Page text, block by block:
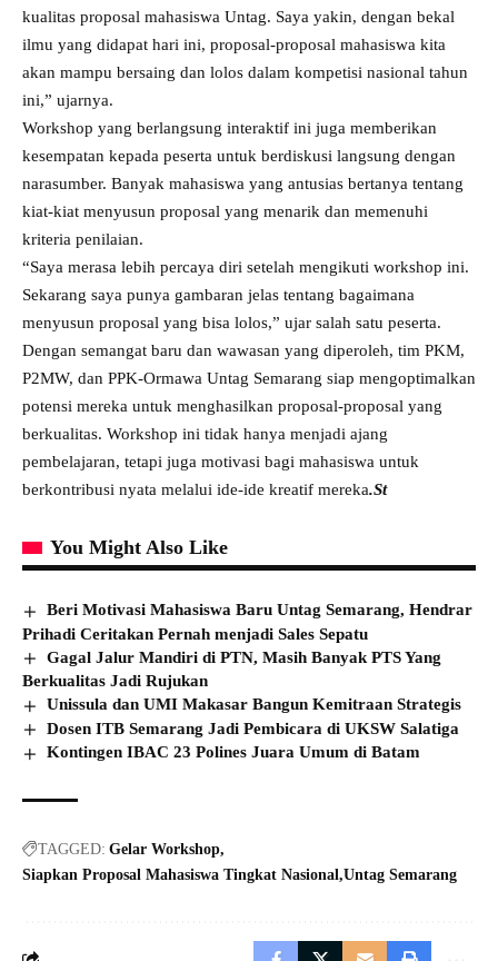
kualitas proposal mahasiswa Untag. Saya yakin, dengan bekal
ilmu yang didapat hari ini, proposal-proposal mahasiswa kita
akan mampu bersaing dan lolos dalam kompetisi nasional tahun
ini,” ujarnya.
Workshop yang berlangsung interaktif ini juga memberikan
kesempatan kepada peserta untuk berdiskusi langsung dengan
narasumber. Banyak mahasiswa yang antusias bertanya tentang
kiat-kiat menyusun proposal yang menarik dan memenuhi
kriteria penilaian.
“Saya merasa lebih percaya diri setelah mengikuti workshop ini.
Sekarang saya punya gambaran jelas tentang bagaimana
menyusun proposal yang bisa lolos,” ujar salah satu peserta.
Dengan semangat baru dan wawasan yang diperoleh, tim PKM,
P2MW, dan PPK-Ormawa Untag Semarang siap mengoptimalkan
potensi mereka untuk menghasilkan proposal-proposal yang
berkualitas. Workshop ini tidak hanya menjadi ajang
pembelajaran, tetapi juga motivasi bagi mahasiswa untuk
berkontribusi nyata melalui ide-ide kreatif mereka.St
You Might Also Like
Beri Motivasi Mahasiswa Baru Untag Semarang, Hendrar
Prihadi Ceritakan Pernah menjadi Sales Sepatu
Gagal Jalur Mandiri di PTN, Masih Banyak PTS Yang
Berkualitas Jadi Rujukan
Unissula dan UMI Makasar Bangun Kemitraan Strategis
Dosen ITB Semarang Jadi Pembicara di UKSW Salatiga
Kontingen IBAC 23 Polines Juara Umum di Batam
TAGGED: Gelar Workshop
Siapkan Proposal Mahasiswa Tingkat Nasional Untag Semarang